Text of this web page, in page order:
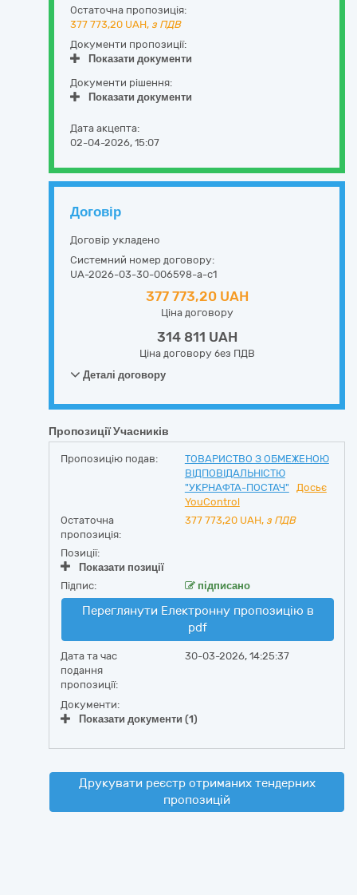
Остаточна пропозиція:
377 773,20 UAH, з ПДВ
Документи пропозиції:
Показати документи
Документи рішення:
Показати документи
Дата акцепта:
02-04-2026, 15:07
Договір
Договір укладено
Системний номер договору:
UA-2026-03-30-006598-a-c1
377 773,20 UAH
Ціна договору
314 811 UAH
Ціна договору без ПДВ
Деталі договору
Пропозиції Учасників
Пропозицію подав:
ТОВАРИСТВО З ОБМЕЖЕНОЮ
ВІДПОВІДАЛЬНІСТЮ
"УКРНАФТА-ПОСТАЧ"
Досьє
YouControl
Остаточна
пропозиція:
377 773,20 UAH, з ПДВ
Позиції:
Показати позиції
Підпис:
підписано
Переглянути Електронну пропозицію в
pdf
Дата та час
подання
пропозиції:
30-03-2026, 14:25:37
Документи:
Показати документи (1)
Друкувати реєстр отриманих тендерних
пропозицій